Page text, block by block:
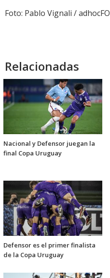
Foto: Pablo Vignali /
Relacionadas
Nacional y Defensor juegan la
final Copa Uruguay
Defensor es el primer finalista
de la Copa Uruguay